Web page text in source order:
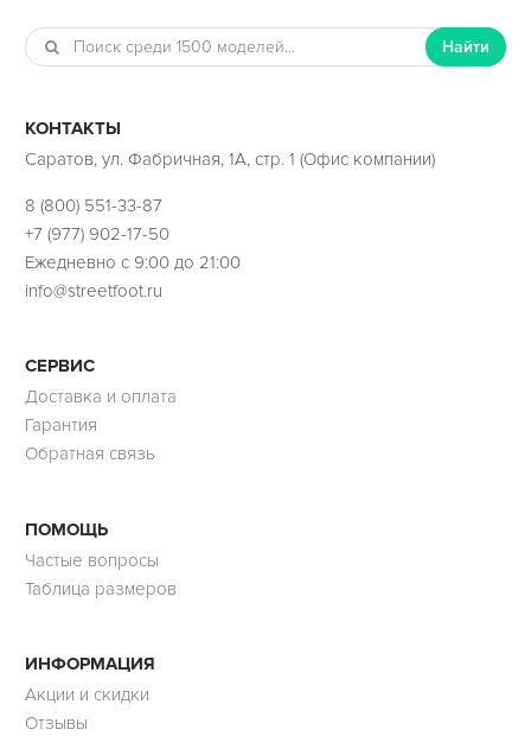
Найти
КОНТАКТЫ
Саратов, ул. Фабричная, 1А, стр. 1 (Офис компании)
8 (800) 551-33-87
+7 (977) 902-17-50
Ежедневно с 9:00 до 21:00
info@streetfoot.ru
СЕРВИС
Доставка и оплата
Гарантия
Обратная связь
ПОМОЩЬ
Частые вопросы
Таблица размеров
ИНФОРМАЦИЯ
Акции и скидки
Отзывы